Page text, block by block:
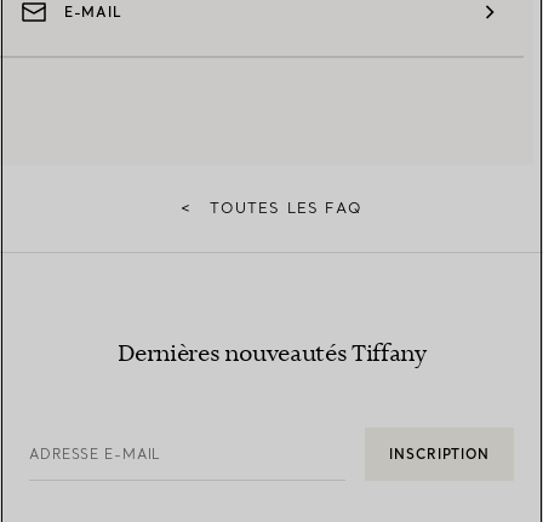
E-MAIL
< TOUTES LES FAQ
Dernières nouveautés Tiffany
ADRESSE E-MAIL INSCRIPTION